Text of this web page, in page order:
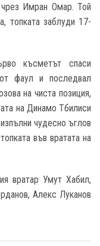
чрез Имран Омар. Той
топката заблуди 17-
късметът спаси
фаул и последвал
на чиста позиция,
на Динамо Тбилиси
чудесно ъглов
във вратата на
вратар Умут Хабил,
Алекс Луканов